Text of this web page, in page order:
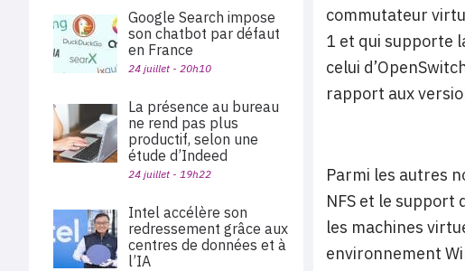
commutateur
1 et qui supporte
celui
rapport aux
Parmi les autres
NFS et le support
les machines
environnement
Google Search impose
son chatbot par défaut
en France
24 juillet - 20h10
La présence au bureau
ne rend pas plus
productif, selon une
étude d’Indeed
24 juillet - 19h22
Intel accélère son
redressement grâce aux
centres de données et à
l’IA